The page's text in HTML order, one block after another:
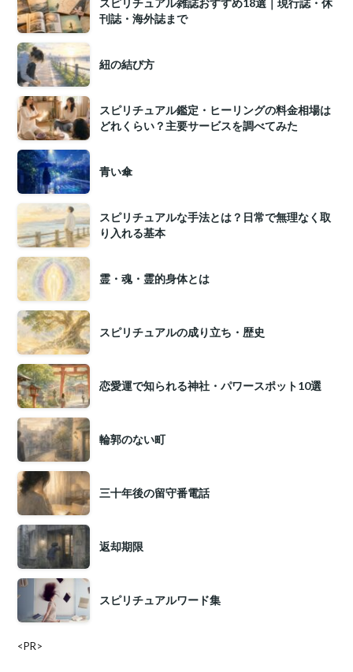
刊誌・海外誌まで
紐の結び方
スピリチュアル鑑定・ヒーリングの料金相場は
どれくらい？主要サービスを調べてみた
青い傘
スピリチュアルな手法とは？日常で無理なく取
り入れる基本
霊・魂・霊的身体とは
スピリチュアルの成り立ち・歴史
恋愛運で知られる神社・パワースポット10選
輪郭のない町
三十年後の留守番電話
返却期限
スピリチュアルワード集
<PR>